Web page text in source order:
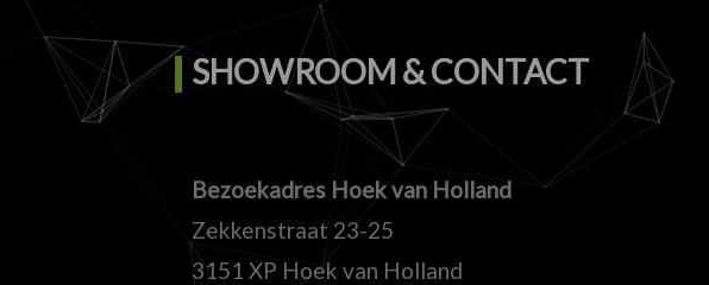
SHOWROOM & CONTACT
Bezoekadres Hoek van Holland
Zekkenstraat 23-25
3151 XP Hoek van Holland